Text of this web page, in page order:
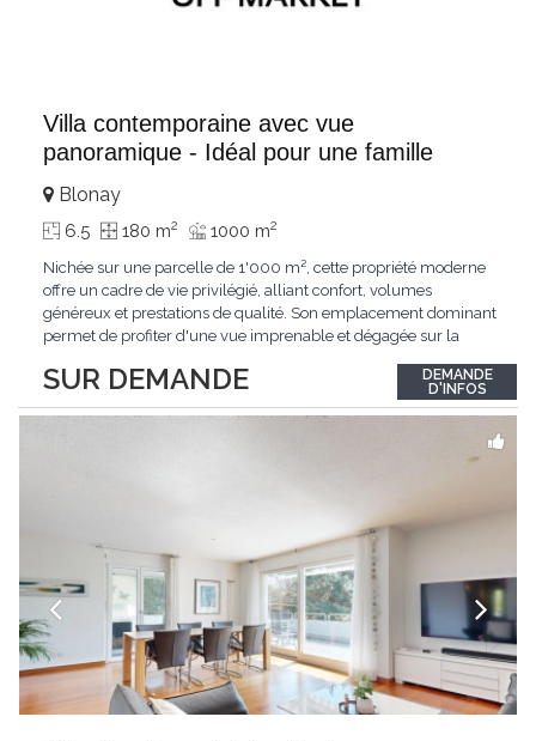
Villa contemporaine avec vue
panoramique - Idéal pour une famille
SUR DEMANDE
Blonay
6.5 180 m2 1000 m2
Nichée sur une parcelle de 1'000 m², cette propriété moderne
offre un cadre de vie privilégié, alliant confort, volumes
généreux et prestations de qualité. Son emplacement dominant
permet de profiter d'une vue imprenable et dégagée sur la
excavé, cette villa propose une surface habitable utile de plus
de 260 m², soigneusement...
DEMANDE
D'INFOS